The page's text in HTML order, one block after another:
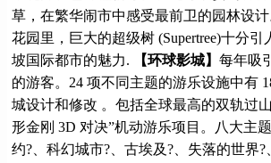
草，在繁华闹市中感受最前卫的园林设
花园里，巨大的超级树 (Supertree)十分
坡国际都市的魅力.
【环球影城】 每年吸
的游客。24 项不同主题的游乐设施中有
城设计和修改 。包括全球最高的双轨过
形金刚 3D 对决”机动游乐项目。八大主
约?、科幻城市?、古埃及?、失落的世界